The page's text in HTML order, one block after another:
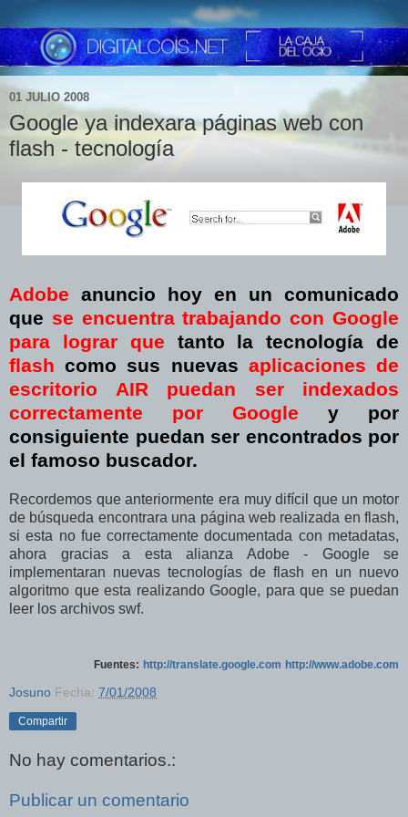
01 JULIO 2008
Google ya indexara páginas web con
flash - tecnología
Adobe anuncio hoy en un comunicado
que se encuentra trabajando con Google
para lograr que tanto la tecnología de
flash como sus nuevas aplicaciones de
escritorio AIR
puedan ser indexados
correctamente por Google y por
consiguiente puedan ser encontrados por
el famoso buscador.
Recordemos que anteriormente era muy difícil que un motor
de búsqueda encontrara una página web realizada en flash,
si esta no fue correctamente documentada con metadatas,
ahora gracias a esta alianza Adobe - Google se
implementaran nuevas tecnologías de flash en un nuevo
algoritmo que esta realizando Google, para que se puedan
leer los archivos swf.
Fuentes: http://translate.google.com http://www.adobe.com
Josuno Fecha: 7/01/2008
Compartir
No hay comentarios.:
Publicar un comentario